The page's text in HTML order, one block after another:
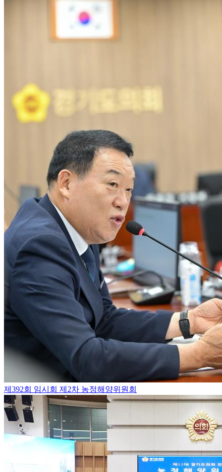
제392회 임시회 제2차 농정해양위원회